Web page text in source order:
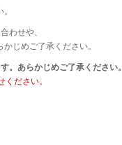
わせや、
じめご了承ください。
。あらかじめご了承ください。
ださい。